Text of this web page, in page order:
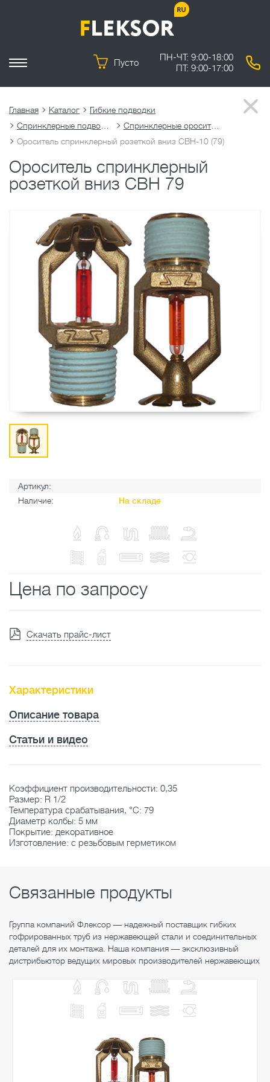
Пусто
ПН-ЧТ: 9:00-18:00
ПТ: 9:00-17:00
Главная Каталог
Гибкие подводки
Спринклерные оросители
Ороситель спринклерный розеткой вниз СВН-10 (79)
Ороситель спринклерный
розеткой вниз СВН 79
Артикул:
Наличие:
На складе
Цена по запросу
Скачать прайс-лист
Характеристики
Описание товара
Статьи и видео
Коэффициент производительности: 0,35
Размер: R 1/2
Температура срабатывания, °C: 79
Диаметр колбы: 5 мм
Покрытие: декоративное
Изготовление: с резьбовым герметиком
Связанные продукты
Группа компаний Флексор — надежный поставщик гибких
гофрированных труб из нержавеющей стали и соединительных
деталей для их монтажа. Наша компания — эксклюзивный
дистрибьютор ведущих мировых производителей нержавеющих